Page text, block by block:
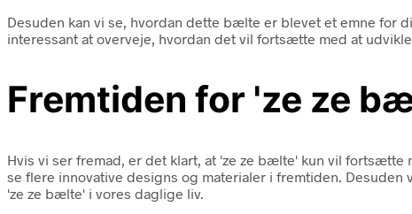
Desuden kan vi se, hvordan dette bælte er blevet et emne for
interessant at overveje, hvordan det vil fortsætte med at
Fremtiden for 'ze ze
Hvis vi ser fremad, er det klart, at 'ze ze bælte' kun vil
se flere innovative designs og materialer i fremtiden.
'ze ze bælte' i vores daglige liv.